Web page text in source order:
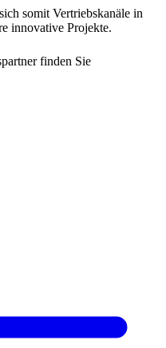
somit Vertriebskanäle in
innovative Projekte.
finden Sie